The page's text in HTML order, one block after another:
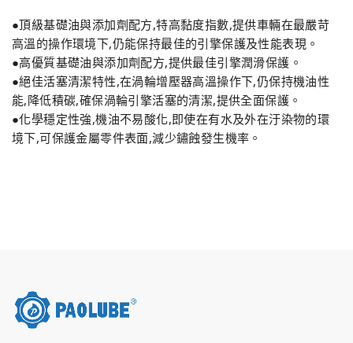
●頂級基礎油與添加劑配方,特高黏度指數,提供車輛在最嚴苛
高溫的操作環境下,仍能保持最佳的引擎保護及性能表現。
●高優質基礎油與添加劑配方,提供最佳引擎潤滑保護。
●絕佳活塞清潔特性,在渦輪增壓器高溫操作下,仍保持機油性
能,降低積碳,確保渦輪引擎活塞的清潔,提供全面保護。
●化學穩定性強,機油不易酸化,即使在有水及外在汙染物的環
境下,可保護金屬零件表面,減少鏽蝕發生機率。